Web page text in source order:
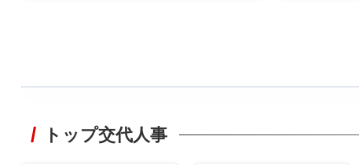
非鉄業界で
トップ交代人事